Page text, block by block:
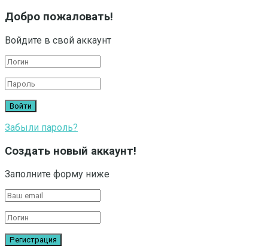
Добро пожаловать!
Войдите в свой аккаунт
Забыли пароль?
Создать новый аккаунт!
Заполните форму ниже